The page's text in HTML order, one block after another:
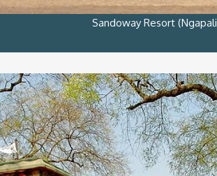
Sandoway Resort